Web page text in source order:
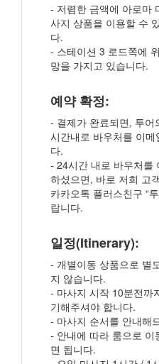
- 저렴한 금액에 아로마
사지 상품을 이용할 수
다.
- 스테이션 3 로드쪽에
망을 가지고 있습니다.
예약 확정:
- 결제가 완료되면, 투
시간내로 바우처를 이
다.
- 24시간 내로 바우처를
하셨으면, 바로 저희 고
카카오톡 플러스친구 “
랍니다.
일정(Itinerary):
- 개별이동 상품으로 별
지 않습니다.
- 마사지 시작 10분전까
기해주셔야 합니다.
- 마사지 순서를 안내해
- 안내에 따라 룸으로 이
면 됩니다.